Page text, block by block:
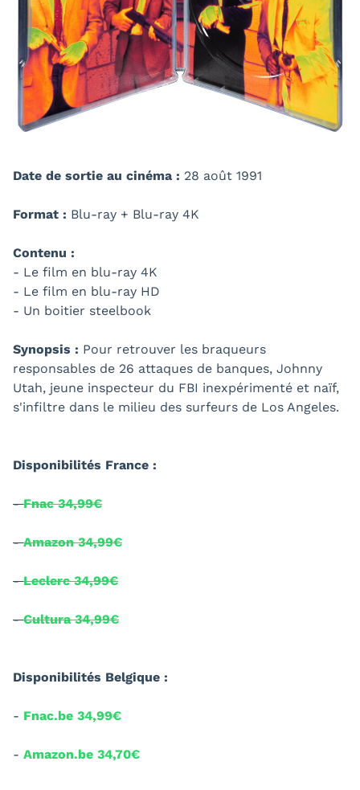
Date de sortie au cinéma : 28 août 1991
Format : Blu-ray + Blu-ray 4K
Contenu :
- Le film en blu-ray 4K
- Le film en blu-ray HD
- Un boitier steelbook
Synopsis : Pour retrouver les braqueurs
responsables de 26 attaques de banques, Johnny
Utah, jeune inspecteur du FBI inexpérimenté et naïf,
s'infiltre dans le milieu des surfeurs de Los Angeles.
Disponibilités France :
-Fnac 34,99€
-Amazon 34,99€
-Leclerc 34,99€
-Cultura 34,99€
Disponibilités Belgique :
- Fnac.be 34,99€
- Amazon.be 34,70€